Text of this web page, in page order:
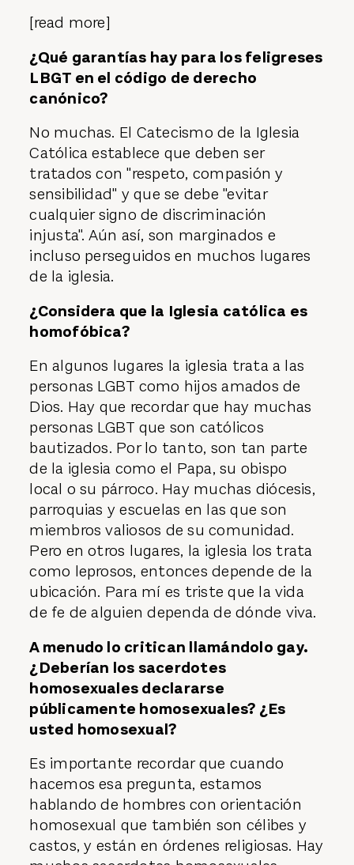
[read more]
¿Qué garantías hay para los feligreses
LBGT en el código de derecho
canónico?
No muchas. El Catecismo de la Iglesia
Católica establece que deben ser
tratados con "respeto, compasión y
sensibilidad" y que se debe "evitar
cualquier signo de discriminación
injusta". Aún así, son marginados e
incluso perseguidos en muchos lugares
de la iglesia.
¿Considera que la Iglesia católica es
homofóbica?
En algunos lugares la iglesia trata a las
personas LGBT como hijos amados de
Dios. Hay que recordar que hay muchas
personas LGBT que son católicos
bautizados. Por lo tanto, son tan parte
de la iglesia como el Papa, su obispo
local o su párroco. Hay muchas diócesis,
parroquias y escuelas en las que son
miembros valiosos de su comunidad.
Pero en otros lugares, la iglesia los trata
como leprosos, entonces depende de la
ubicación. Para mí es triste que la vida
de fe de alguien dependa de dónde viva.
A menudo lo critican llamándolo gay.
¿Deberían los sacerdotes
homosexuales declararse
públicamente homosexuales? ¿Es
usted homosexual?
Es importante recordar que cuando
hacemos esa pregunta, estamos
hablando de hombres con orientación
homosexual que también son célibes y
castos, y están en órdenes religiosas. Hay